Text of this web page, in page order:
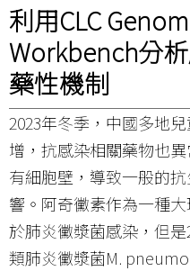
利用CLC
Workbench分
藥性機制
2023年冬季，中國多地
增，抗感染相關藥物也
有細胞壁，導致一般的
響。阿奇黴素作為一種
於肺炎黴漿菌感染，但
類肺炎黴漿菌M.